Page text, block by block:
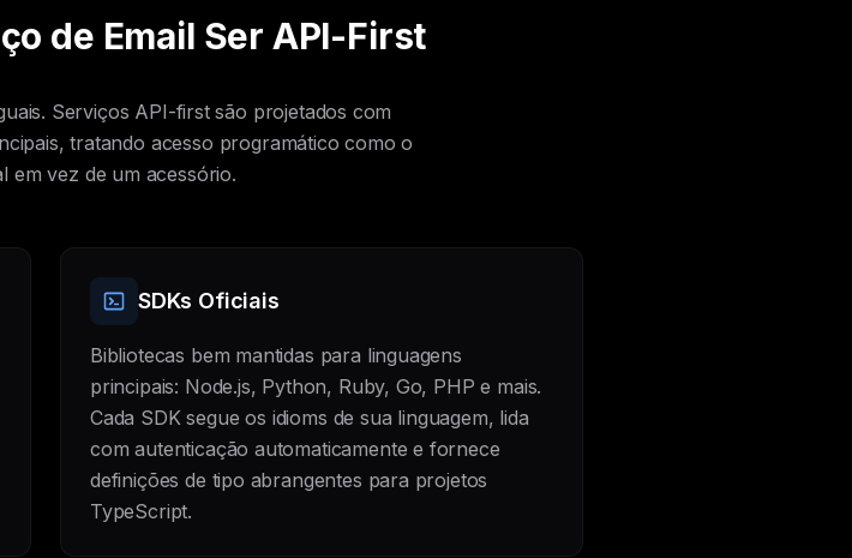
de Email Ser API-First
Serviços API-first são projetados com
tratando acesso programático como o
em vez de um acessório.
SDKs Oficiais
Bibliotecas bem mantidas para linguagens
principais: Node.js, Python, Ruby, Go, PHP e mais.
Cada SDK segue os idioms de sua linguagem, lida
com autenticação automaticamente e fornece
definições de tipo abrangentes para projetos
TypeScript.